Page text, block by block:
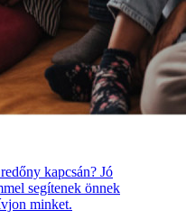
kapcsán? Jó
segítenek önnek
minket.